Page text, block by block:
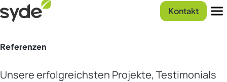
Zum
Inhalt
Syde
Startseite
Kontakt
Referenzen
Unsere erfolgreichsten Projekte, Testimonials